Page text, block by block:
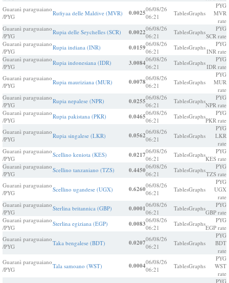
Guaranì paraguaiano
/PYG
Rufiyaa delle Maldive (MVR) 0.002506/08/26
06:21
TablesGraphs
PYG
MVR
rate
Guaranì paraguaiano
/PYG
Rupia delle Seychelles (SCR) 0.002206/08/26
06:21
TablesGraphs
PYG
SCR rate
Guaranì paraguaiano
/PYG
Rupia indiana (INR) 0.015906/08/26
06:21
TablesGraphs
PYG
INR rate
Guaranì paraguaiano
/PYG
Rupia indonesiana (IDR) 3.008406/08/26
06:21
TablesGraphs
PYG
IDR rate
Guaranì paraguaiano
/PYG
Rupia mauriziana (MUR) 0.007806/08/26
06:21
TablesGraphs
PYG
MUR
rate
Guaranì paraguaiano
/PYG
Rupia nepalese (NPR) 0.025506/08/26
06:21
TablesGraphs
PYG
NPR rate
Guaranì paraguaiano
/PYG
Rupia pakistana (PKR) 0.046506/08/26
06:21
TablesGraphs
PYG
PKR rate
Guaranì paraguaiano
/PYG
Rupia singalese (LKR) 0.056206/08/26
06:21
TablesGraphs
PYG
LKR
rate
Guaranì paraguaiano
/PYG
Scellino keniota (KES) 0.021706/08/26
06:21
TablesGraphs
PYG
KES rate
Guaranì paraguaiano
/PYG
Scellino tanzaniano (TZS) 0.445006/08/26
06:21
TablesGraphs
PYG
TZS rate
Guaranì paraguaiano
/PYG
Scellino ugandese (UGX) 0.626006/08/26
06:21
TablesGraphs
PYG
UGX
rate
Guaranì paraguaiano
/PYG
Sterlina britannica (GBP) 0.000106/08/26
06:21
TablesGraphs
PYG
GBP rate
Guaranì paraguaiano
/PYG
Sterlina egiziana (EGP) 0.008306/08/26
06:21
TablesGraphs
PYG
EGP rate
Guaranì paraguaiano
/PYG
Taka bengalese (BDT) 0.020706/08/26
06:21
TablesGraphs
PYG
BDT
rate
Guaranì paraguaiano
/PYG
Tala samoano (WST) 0.000406/08/26
06:21
TablesGraphs
PYG
WST
rate
PYG